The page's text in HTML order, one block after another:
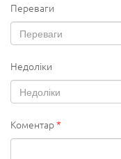
Переваги
Недоліки
Коментар*